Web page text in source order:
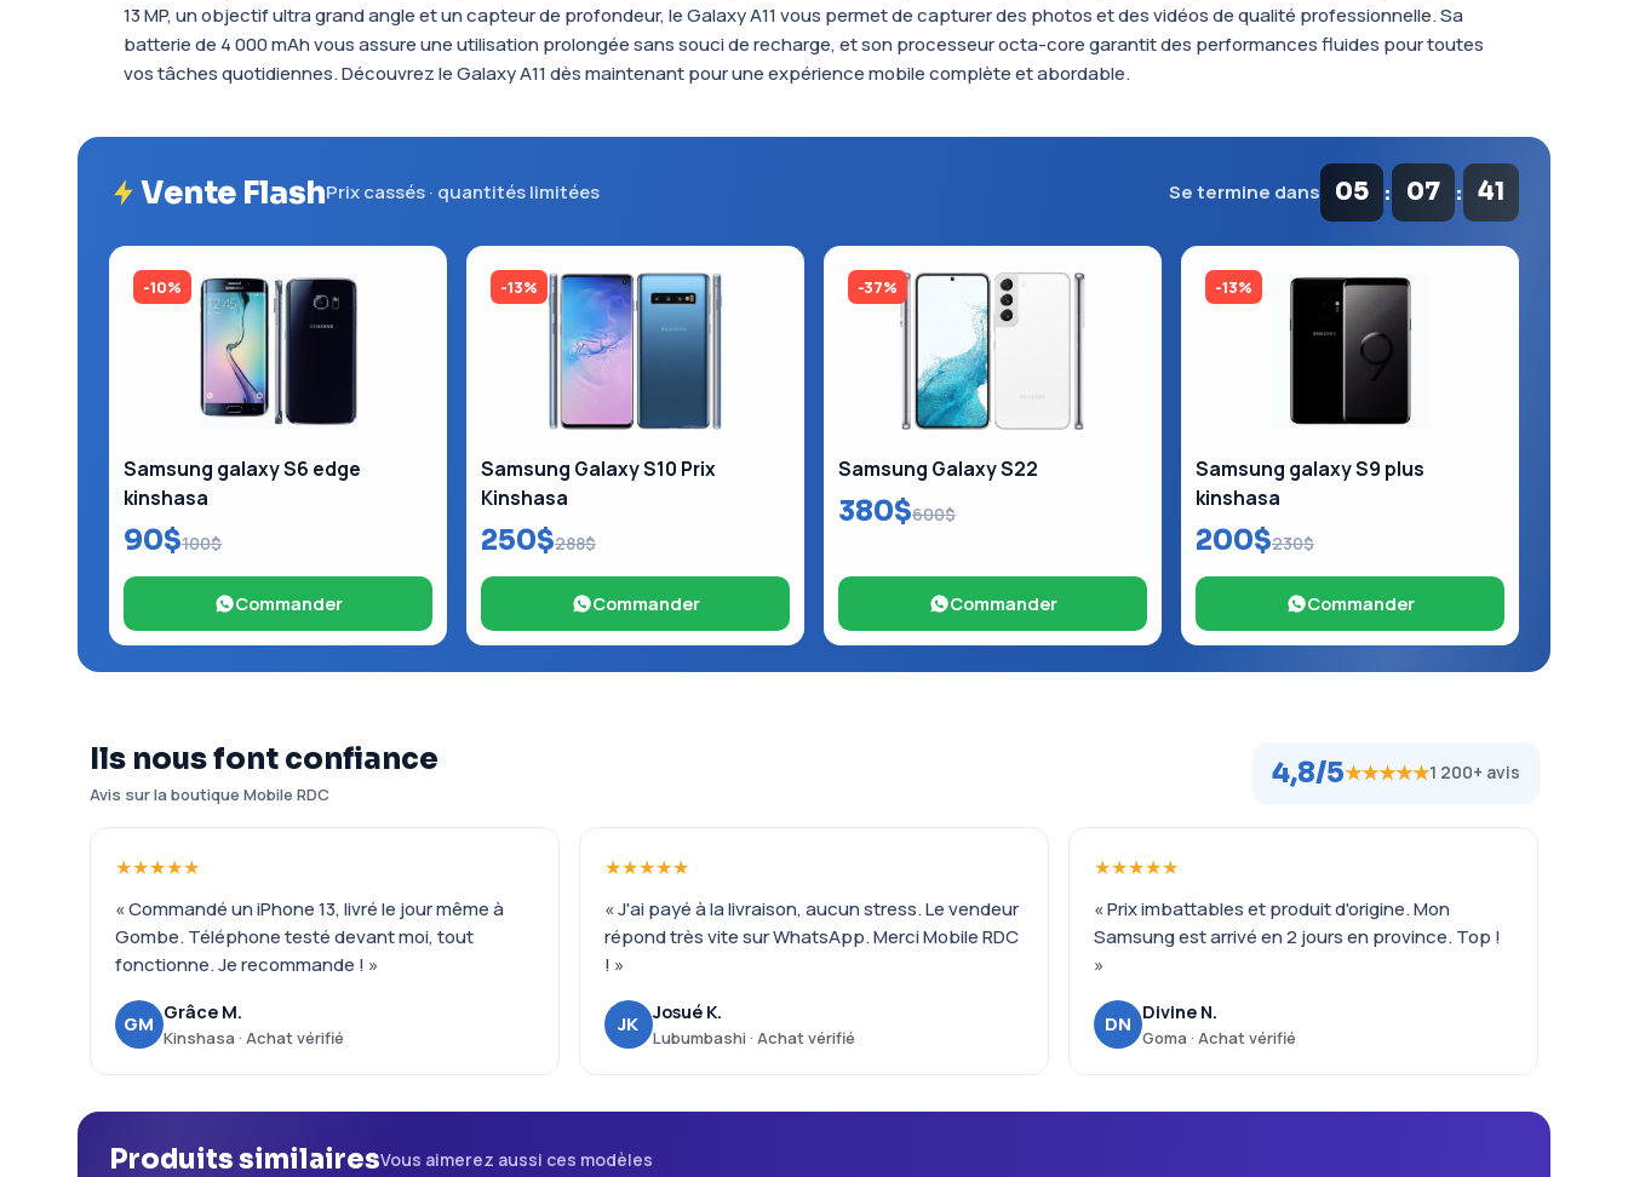
13 MP, un objectif ultra grand angle et un capteur de profondeur, le Galaxy A11 vous permet de capturer des photos et des vidéos de qualité professionnelle. Sa
batterie de 4 000 mAh vous assure une utilisation prolongée sans souci de recharge, et son processeur octa-core garantit des performances fluides pour toutes
vos tâches quotidiennes. Découvrez le Galaxy A11 dès maintenant pour une expérience mobile complète et abordable.
Vente FlashPrix cassés · quantités limitées Se termine dans 05 07 40
-10%
Samsung galaxy S6 edge
kinshasa
90$100$
Commander
-13%
Samsung Galaxy S10 Prix
Kinshasa
250$288$
Commander
-37%
Samsung Galaxy S22
380$600$
Commander
-13%
Samsung galaxy S9 plus
kinshasa
200$230$
Commander
Ils nous font confiance
Avis sur la boutique Mobile RDC
4,8/5★★★★★1 200+ avis
★★★★★
« Commandé un iPhone 13, livré le jour même à
Gombe. Téléphone testé devant moi, tout
fonctionne. Je recommande ! »
GM Grâce M.
Kinshasa · Achat vérifié
★★★★★
« J'ai payé à la livraison, aucun stress. Le vendeur
répond très vite sur WhatsApp. Merci Mobile RDC
! »
JK Josué K.
Lubumbashi · Achat vérifié
★★★★★
« Prix imbattables et produit d'origine. Mon
Samsung est arrivé en 2 jours en province. Top !
»
DN Divine N.
Goma · Achat vérifié
Produits similairesVous aimerez aussi ces modèles